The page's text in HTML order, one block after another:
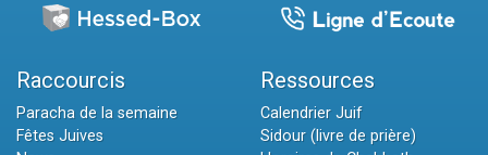
Raccourcis
Paracha de la semaine
Fêtes Juives
Ressources
Calendrier Juif
Sidour (livre de prière)